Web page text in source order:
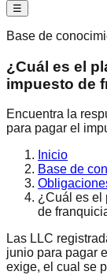
☰
Base de
¿Cuál es el
impuesto de
Encuentra la
para pagar el
Inicio
Base de
¿Cuál es el
de
Las LLC
junio para pagar
exige, el cual se